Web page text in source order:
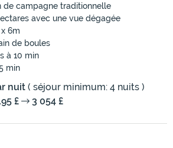
de campagne traditionnelle
avec une vue dégagée
6m
de boules
à 10 min
min
nuit ( séjour minimum: 4 nuits )
£
3 054 £